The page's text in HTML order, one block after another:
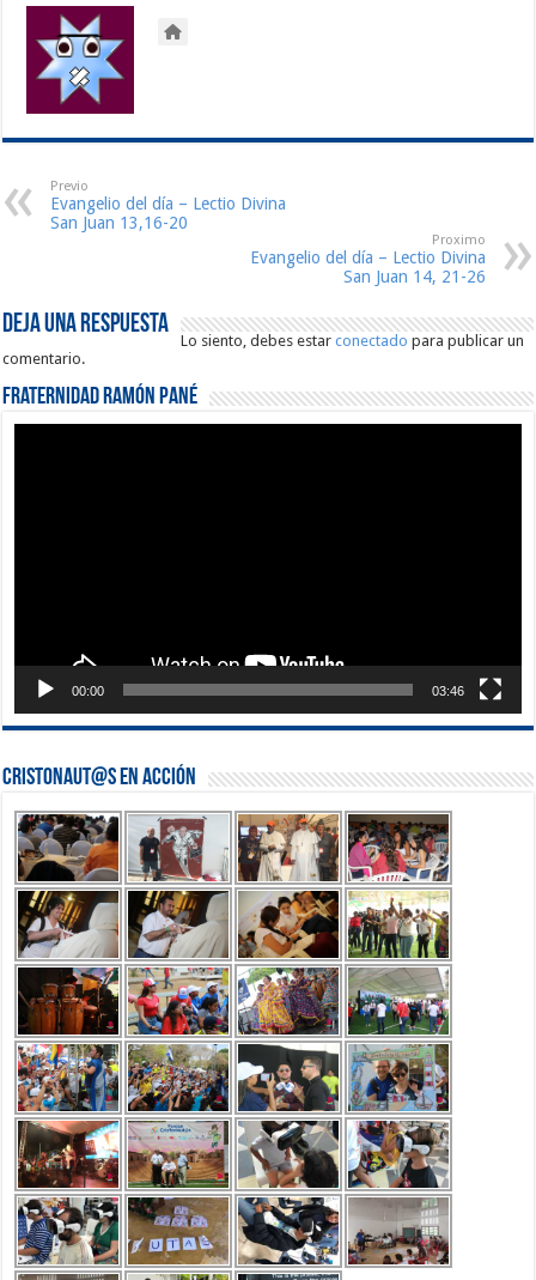
Previo
Evangelio del día – Lectio Divina
San Juan 13,16-20
Proximo
Evangelio del día – Lectio Divina
San Juan 14, 21-26
Deja una respuesta
Lo siento, debes estarconectado para publicar un
comentario.
Fraternidad Ramón Pané
00:00 03:46
Cristonaut@s en Acción